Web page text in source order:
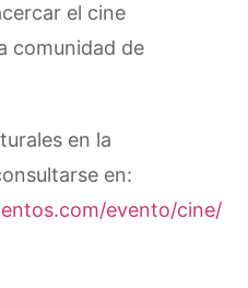
el cine
comunidad de
en la
en:
evento/cine/